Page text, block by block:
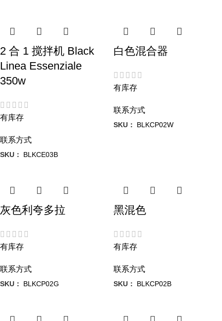
2 合 1 搅拌机 Black
Linea Essenziale
350w
有库存
联系方式
SKU： BLKCE03B
白色混合器
有库存
联系方式
SKU： BLKCP02W
灰色利夸多拉
有库存
联系方式
SKU： BLKCP02G
黑混色
有库存
联系方式
SKU： BLKCP02B